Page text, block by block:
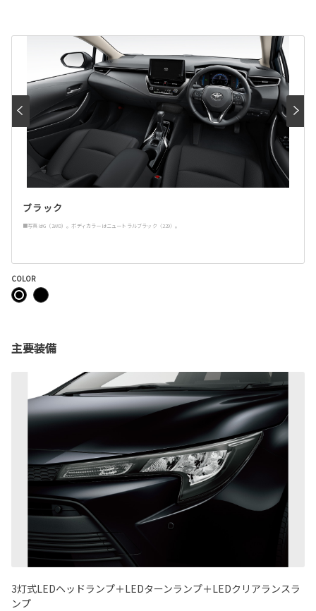
ブラック
■写真はG（2WD）。ボディカラーはニュートラルブラック〈229〉。
COLOR
主要装備
3灯式LEDヘッドランプ＋LEDターンランプ＋LEDクリアランスラ
ンプ